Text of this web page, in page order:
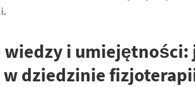
i umiejętności:
w dziedzinie